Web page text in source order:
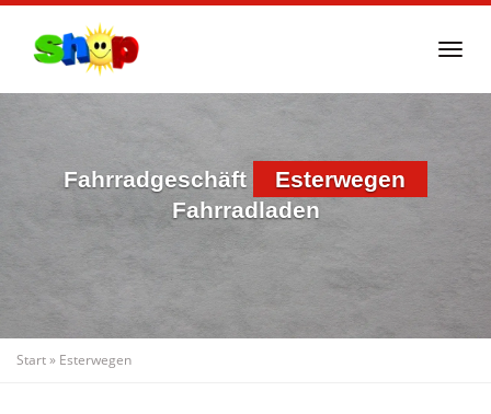
Fahrradgeschäft
Esterwegen
Fahrradladen
Start» Esterwegen